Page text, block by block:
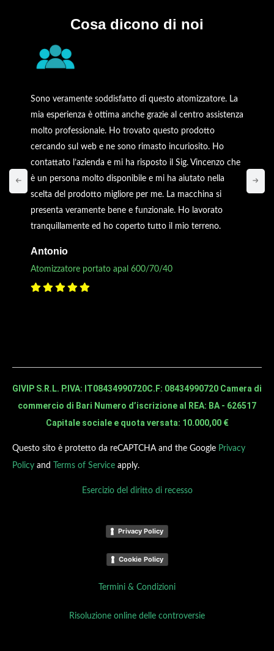
Cosa dicono di noi
Sono veramente soddisfatto di questo atomizzatore. La
mia esperienza è ottima anche grazie al centro assistenza
molto professionale. Ho trovato questo prodotto
cercando sul web e ne sono rimasto incuriosito. Ho
contattato l’azienda e mi ha risposto il Sig. Vincenzo che
è un persona molto disponibile e mi ha aiutato nella
scelta del prodotto migliore per me. La macchina si
presenta veramente bene e funzionale. Ho lavorato
tranquillamente ed ho coperto tutto il mio terreno.
Antonio
Atomizzatore portato apal 600/70/40
GIVIP S.R.L. P.IVA: IT08434990720C.F: 08434990720 Camera di
commercio di Bari Numero d’iscrizione al REA: BA - 626517
Capitale sociale e quota versata: 10.000,00 €
Questo sito è protetto da reCAPTCHA and the Google Privacy
Policy and Terms of Service apply.
Esercizio del diritto di recesso
Privacy Policy
Cookie Policy
Termini & Condizioni
Risoluzione online delle controversie